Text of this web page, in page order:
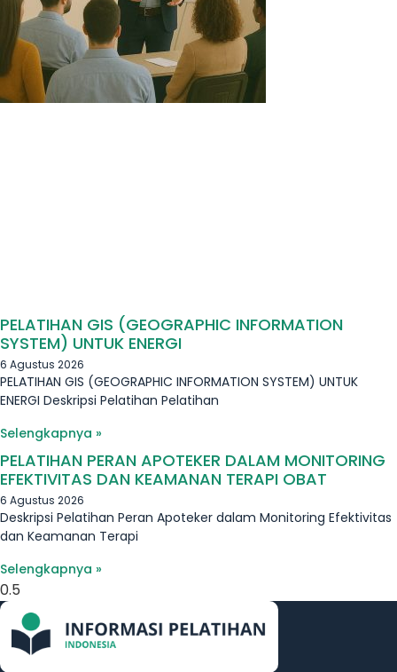
PELATIHAN GIS (GEOGRAPHIC INFORMATION
SYSTEM) UNTUK ENERGI
6 Agustus 2026
PELATIHAN GIS (GEOGRAPHIC INFORMATION SYSTEM) UNTUK
ENERGI Deskripsi Pelatihan Pelatihan
Selengkapnya »
PELATIHAN PERAN APOTEKER DALAM MONITORING
EFEKTIVITAS DAN KEAMANAN TERAPI OBAT
6 Agustus 2026
Deskripsi Pelatihan Peran Apoteker dalam Monitoring Efektivitas
dan Keamanan Terapi
Selengkapnya »